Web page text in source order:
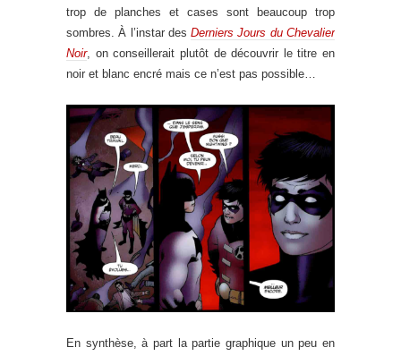
trop de planches et cases sont beaucoup trop
sombres. À l’instar desDerniers Jours du Chevalier
Noir, on conseillerait plutôt de découvrir le titre en
noir et blanc encré mais ce n’est pas possible…
En synthèse, à part la partie graphique un peu en